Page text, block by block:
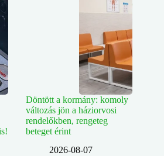
Döntött a kormány: komoly
változás jön a háziorvosi
rendelőkben, rengeteg
beteget érint
2026-08-07